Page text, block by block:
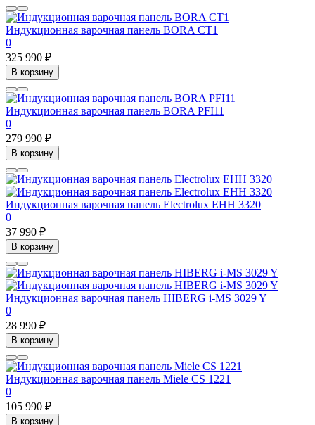
Индукционная варочная панель BORA CT1
0
325 990 ₽
В корзину
Индукционная варочная панель BORA PFI11
0
279 990 ₽
В корзину
Индукционная варочная панель Electrolux EHH 3320
0
37 990 ₽
В корзину
Индукционная варочная панель HIBERG i-MS 3029 Y
0
28 990 ₽
В корзину
Индукционная варочная панель Miele CS 1221
0
105 990 ₽
В корзину